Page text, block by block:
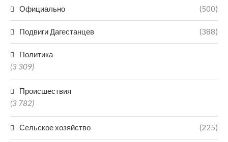
Официально (500)
Подвиги Дагестанцев (388)
Политика
(3 309)
Происшествия
(3 782)
Сельское хозяйство (225)